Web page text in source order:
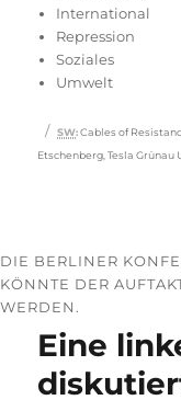
International
Repression
Soziales
Umwelt
Schlagwörter
SW: Cables of
Etschenberg ,Tesla Grünau
DIE BERLINER
KÖNNTE DER
WERDEN.
Eine